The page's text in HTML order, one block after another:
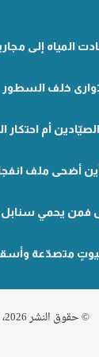
المياه إلى
خلف السطور
أم احتكار
أضحى ملف انفجار
فمن يحمي سنابل
لبيوتٍ متصدّعة
© حقوق النشر 2026، جميع الحقوق محفوظة مناطق .نت |